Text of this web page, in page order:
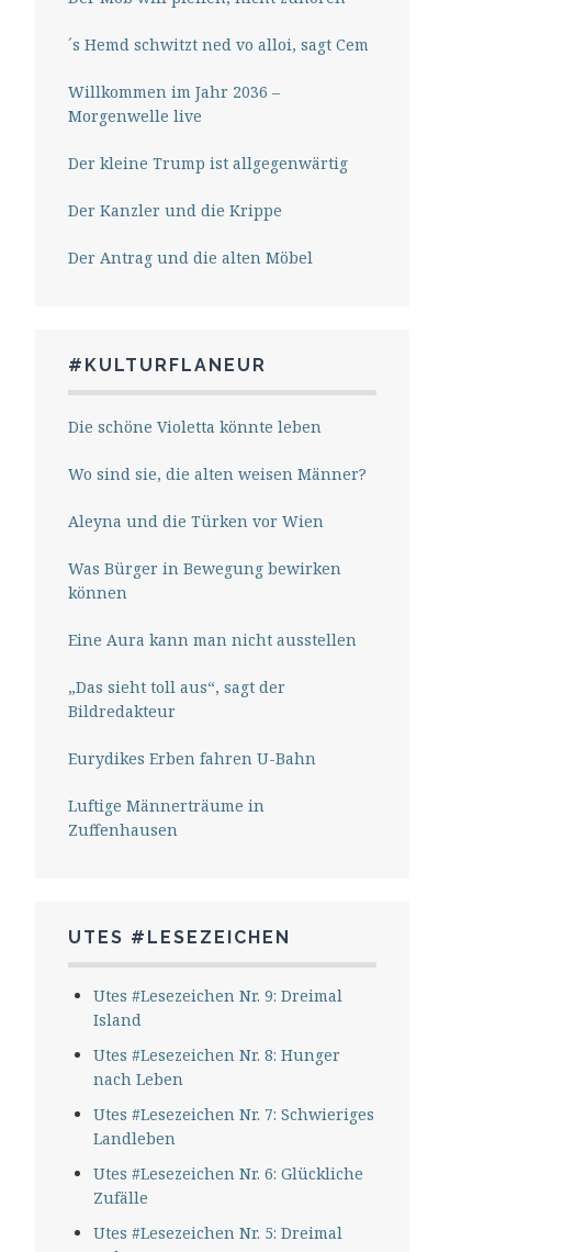
´s Hemd schwitzt ned vo alloi, sagt Cem
Willkommen im Jahr 2036 –
Morgenwelle live
Der kleine Trump ist allgegenwärtig
Der Kanzler und die Krippe
Der Antrag und die alten Möbel
#KULTURFLANEUR
Die schöne Violetta könnte leben
Wo sind sie, die alten weisen Männer?
Aleyna und die Türken vor Wien
Was Bürger in Bewegung bewirken
können
Eine Aura kann man nicht ausstellen
„Das sieht toll aus“, sagt der
Bildredakteur
Eurydikes Erben fahren U-Bahn
Luftige Männerträume in
Zuffenhausen
UTES #LESEZEICHEN
Utes #Lesezeichen Nr. 9: Dreimal
Island
Utes #Lesezeichen Nr. 8: Hunger
nach Leben
Utes #Lesezeichen Nr. 7: Schwieriges
Landleben
Utes #Lesezeichen Nr. 6: Glückliche
Zufälle
Utes #Lesezeichen Nr. 5: Dreimal